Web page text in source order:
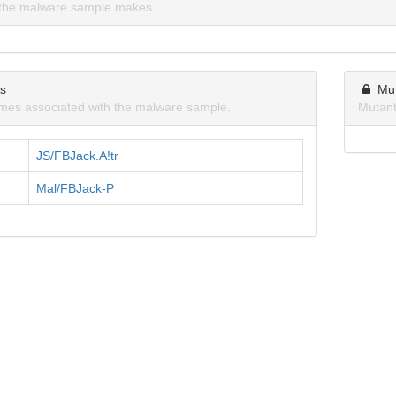
malware sample makes.
associated with the malware sample.
JS/FBJack.A!tr
Mal/FBJack-P